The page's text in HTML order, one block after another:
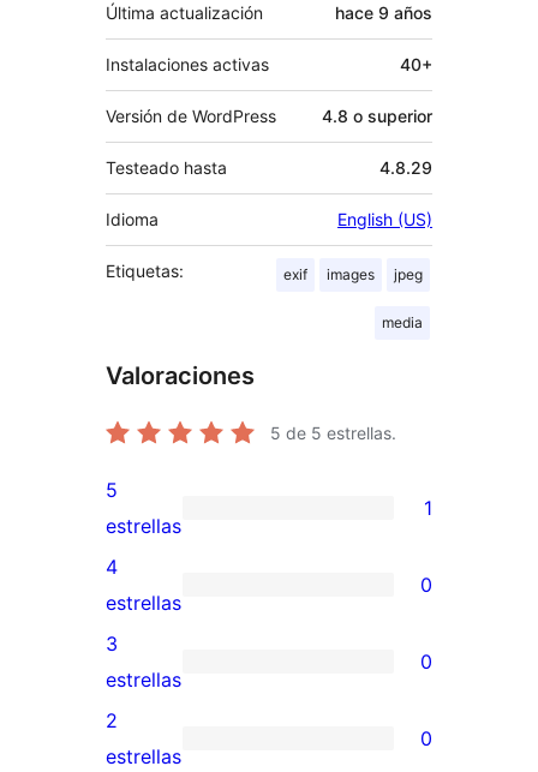
Última actualización hace 9 años
Instalaciones activas 40+
Versión de WordPress 4.8 o superior
Testeado hasta 4.8.29
Idioma English (US)
Etiquetas: exif images jpeg
media
Valoraciones
5 de 5 estrellas.
1
valoración
de
5
estrellas
5
estrellas
1
0
valoraciones
de
4
estrellas
4
estrellas
0
0
valoraciones
de
3
estrellas
0
0
2
estrellas
0